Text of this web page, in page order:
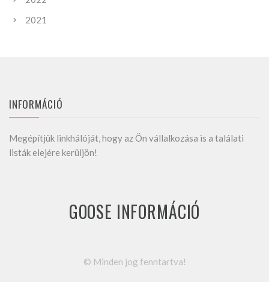
2021
INFORMÁCIÓ
Megépítjük linkhálóját, hogy az Ön vállalkozása is a találati
listák elejére kerüljön!
GOOSE INFORMÁCIÓ
© Minden jog fenntartva!